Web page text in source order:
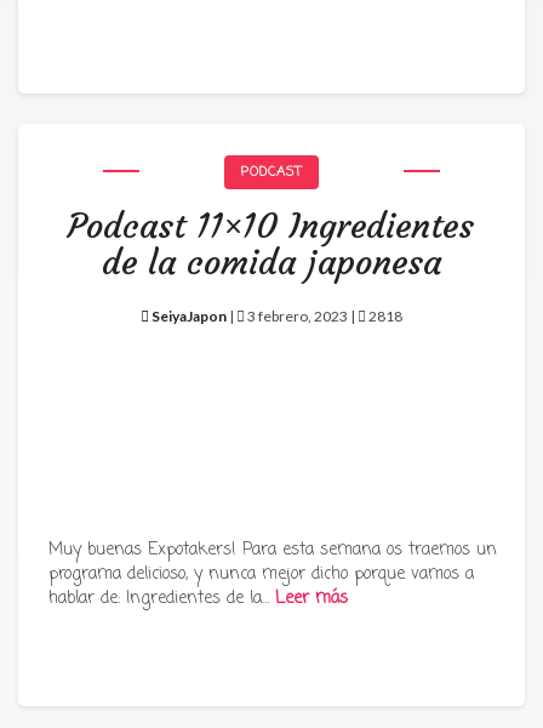
PODCAST
Podcast 11×10 Ingredientes
de la comida japonesa
SeiyaJapon | 3 febrero, 2023 | 2818
Muy buenas Expotakers! Para esta semana os traemos un
programa delicioso, y nunca mejor dicho porque vamos a
hablar de: Ingredientes de la… Leer más